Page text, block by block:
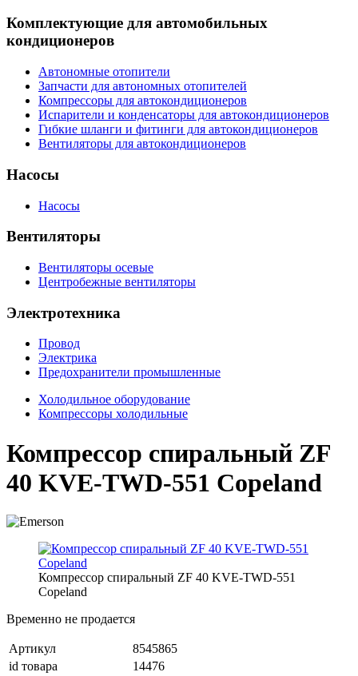
Комплектующие для автомобильных
кондиционеров
Автономные отопители
Запчасти для автономных отопителей
Компрессоры для автокондиционеров
Испарители и конденсаторы для автокондиционеров
Гибкие шланги и фитинги для автокондиционеров
Вентиляторы для автокондиционеров
Насосы
Насосы
Вентиляторы
Вентиляторы осевые
Центробежные вентиляторы
Электротехника
Провод
Электрика
Предохранители промышленные
Холодильное оборудование
Компрессоры холодильные
Компрессор спиральный ZF
40 KVE-TWD-551 Copeland
Компрессор спиральный ZF 40 KVE-TWD-551
Copeland
Временно не продается
Артикул
8545865
id товара
14476